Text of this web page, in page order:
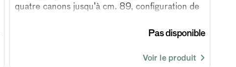
quatre canons jusqu’à cm. 89, configuration de
Pas disponible
Voir le produit